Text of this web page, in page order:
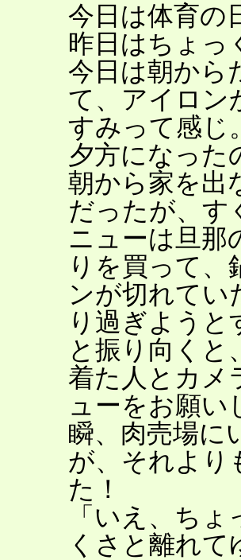
今日は体育の
昨日はちょっ
今日は朝から
て、アイロン
すみって感じ。
夕方になった
朝から家を出
だったが、す
ニューは旦那
りを買って
ンが切れてい
り過ぎよう
と振り向くと
着た人とカメ
ューをお願い
瞬、肉売場に
が、それより
た！
「いえ、ち
くさと離れて